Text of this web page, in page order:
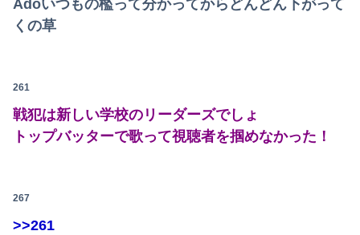
Adoいつもの檻って分かってからどんどん下がって
くの草
261
戦犯は新しい学校のリーダーズでしょ
トップバッターで歌って視聴者を掴めなかった！
267
>>261